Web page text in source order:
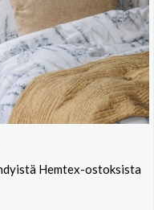
Hemtex-ostoksista